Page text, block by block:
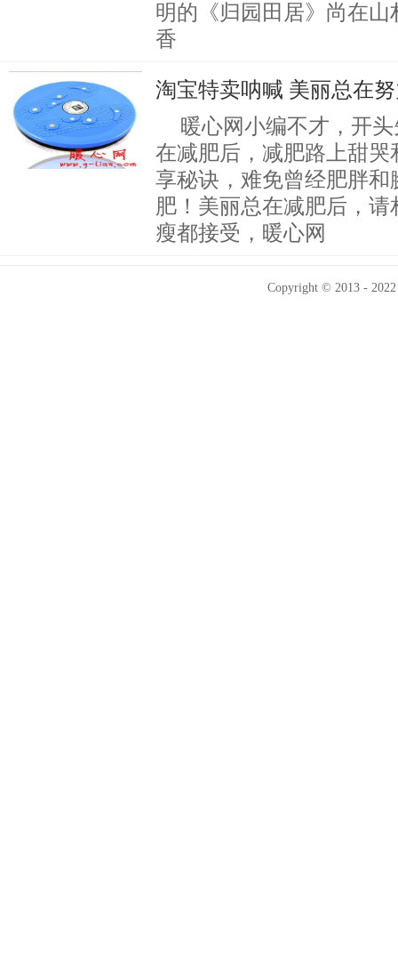
明的《归园田居》尚在
香
淘宝特卖呐喊 美丽总在
暖心网小编不才，开
在减肥后，减肥路上甜
享秘诀，难免曾经肥胖和
肥！美丽总在减肥后，
瘦都接受，暖心网
Copyright © 2013 -